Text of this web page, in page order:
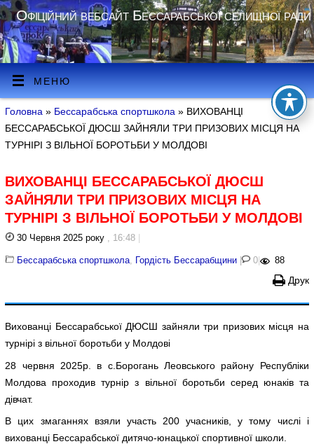
Офіційний вебсайт Бессарабської селищної ради
МЕНЮ
Головна » Бессарабська спортшкола » ВИХОВАНЦІ
БЕССАРАБСЬКОЇ ДЮСШ ЗАЙНЯЛИ ТРИ ПРИЗОВИХ МІСЦЯ НА
ТУРНІРІ З ВІЛЬНОЇ БОРОТЬБИ У МОЛДОВІ
ВИХОВАНЦІ БЕССАРАБСЬКОЇ ДЮСШ
ЗАЙНЯЛИ ТРИ ПРИЗОВИХ МІСЦЯ НА
ТУРНІРІ З ВІЛЬНОЇ БОРОТЬБИ У МОЛДОВІ
30 Червня 2025 року , 16:48
Бессарабська спортшкола, Гордість Бессарабщини | 0 | 88
Друк
Вихованці Бессарабської ДЮСШ зайняли три призових місця на
турнірі з вільної боротьби у Молдові
28 червня 2025р. в с.Борогань Леовського району Республіки
Молдова проходив турнір з вільної боротьби серед юнаків та
дівчат.
В цих змаганнях взяли участь 200 учасників, у тому числі і
вихованці Бессарабської дитячо-юнацької спортивної школи.